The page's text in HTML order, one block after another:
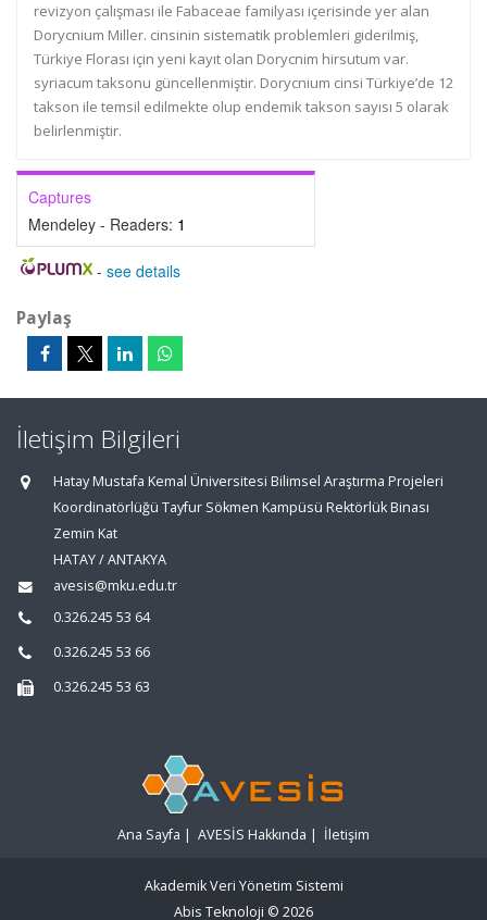
revizyon çalışması ile Fabaceae familyası içerisinde yer alan
Dorycnium Miller. cinsinin sistematik problemleri giderilmiş,
Türkiye Florası için yeni kayıt olan Dorycnim hirsutum var.
syriacum taksonu güncellenmiştir. Dorycnium cinsi Türkiye’de 12
takson ile temsil edilmekte olup endemik takson sayısı 5 olarak
belirlenmiştir.
Captures
Mendeley - Readers: 1
- see details
Paylaş
İletişim Bilgileri
Hatay Mustafa Kemal Üniversitesi Bilimsel Araştırma Projeleri
Koordinatörlüğü Tayfur Sökmen Kampüsü Rektörlük Binası
Zemin Kat
HATAY / ANTAKYA
avesis@mku.edu.tr
0.326.245 53 64
0.326.245 53 66
0.326.245 53 63
Ana Sayfa | AVESİS Hakkında | İletişim
Akademik Veri Yönetim Sistemi
Abis Teknoloji © 2026